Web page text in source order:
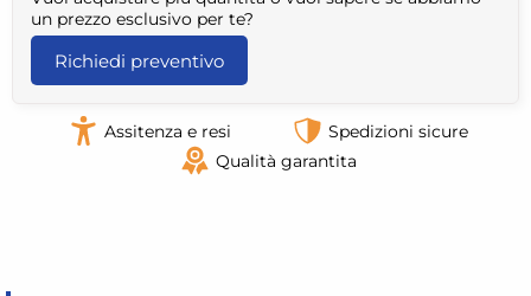
un prezzo esclusivo per te?
Richiedi preventivo
Assitenza e resi
Spedizioni sicure
Qualità garantita